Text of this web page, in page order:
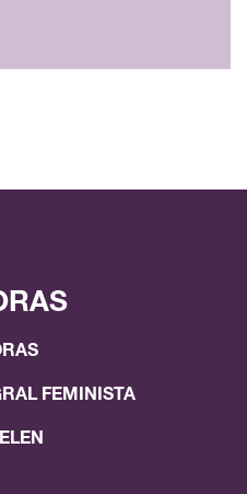
FEMINISTA